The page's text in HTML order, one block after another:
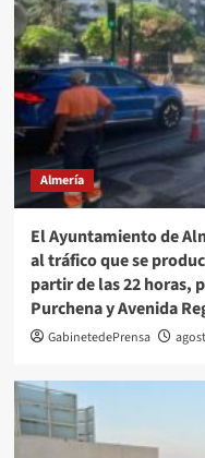
Almería
El Ayuntamiento de
al tráfico que se
partir de las 22 horas,
Purchena y Avenida
GabinetedePrensa